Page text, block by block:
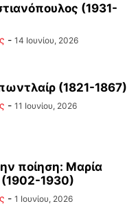
(1931-
- 14 Ιουνίου, 2026
(1821-1867)
- 11 Ιουνίου, 2026
ποίηση: Μαρία
1930)
- 1 Ιουνίου, 2026